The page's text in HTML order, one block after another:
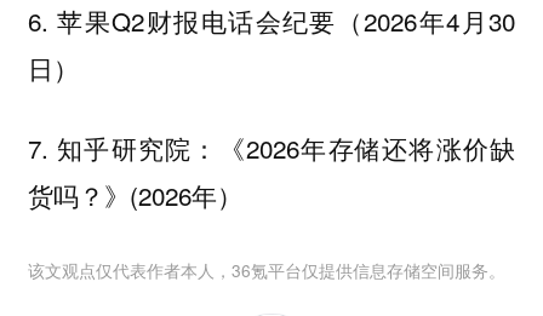
6. 苹果Q2财报电话会纪要（2026年4月30
日）
7. 知乎研究院：《2026年存储还将涨价缺
货吗？》(2026年）
该文观点仅代表作者本人，36氪平台仅提供信息存储空间服务。